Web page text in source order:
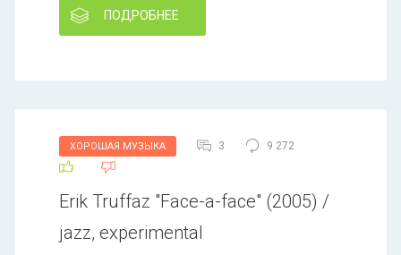
ПОДРОБНЕЕ
ХОРОШАЯ МУЗЫКА 3 9 272
Erik Truffaz "Face-a-face" (2005) /
jazz, experimental